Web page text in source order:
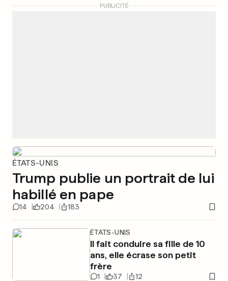
PUBLICITÉ
ÉTATS-UNIS
Trump publie un portrait de lui
habillé en pape
14 204 183
ÉTATS-UNIS
Il fait conduire sa fille de 10
ans, elle écrase son petit
frère
1 37 12